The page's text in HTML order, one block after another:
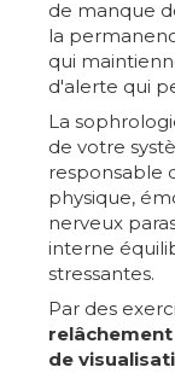
de manque
la
qui
d'alerte qui
La
de votre
responsable
physique,
nerveux
interne
stressantes.
Par des
de